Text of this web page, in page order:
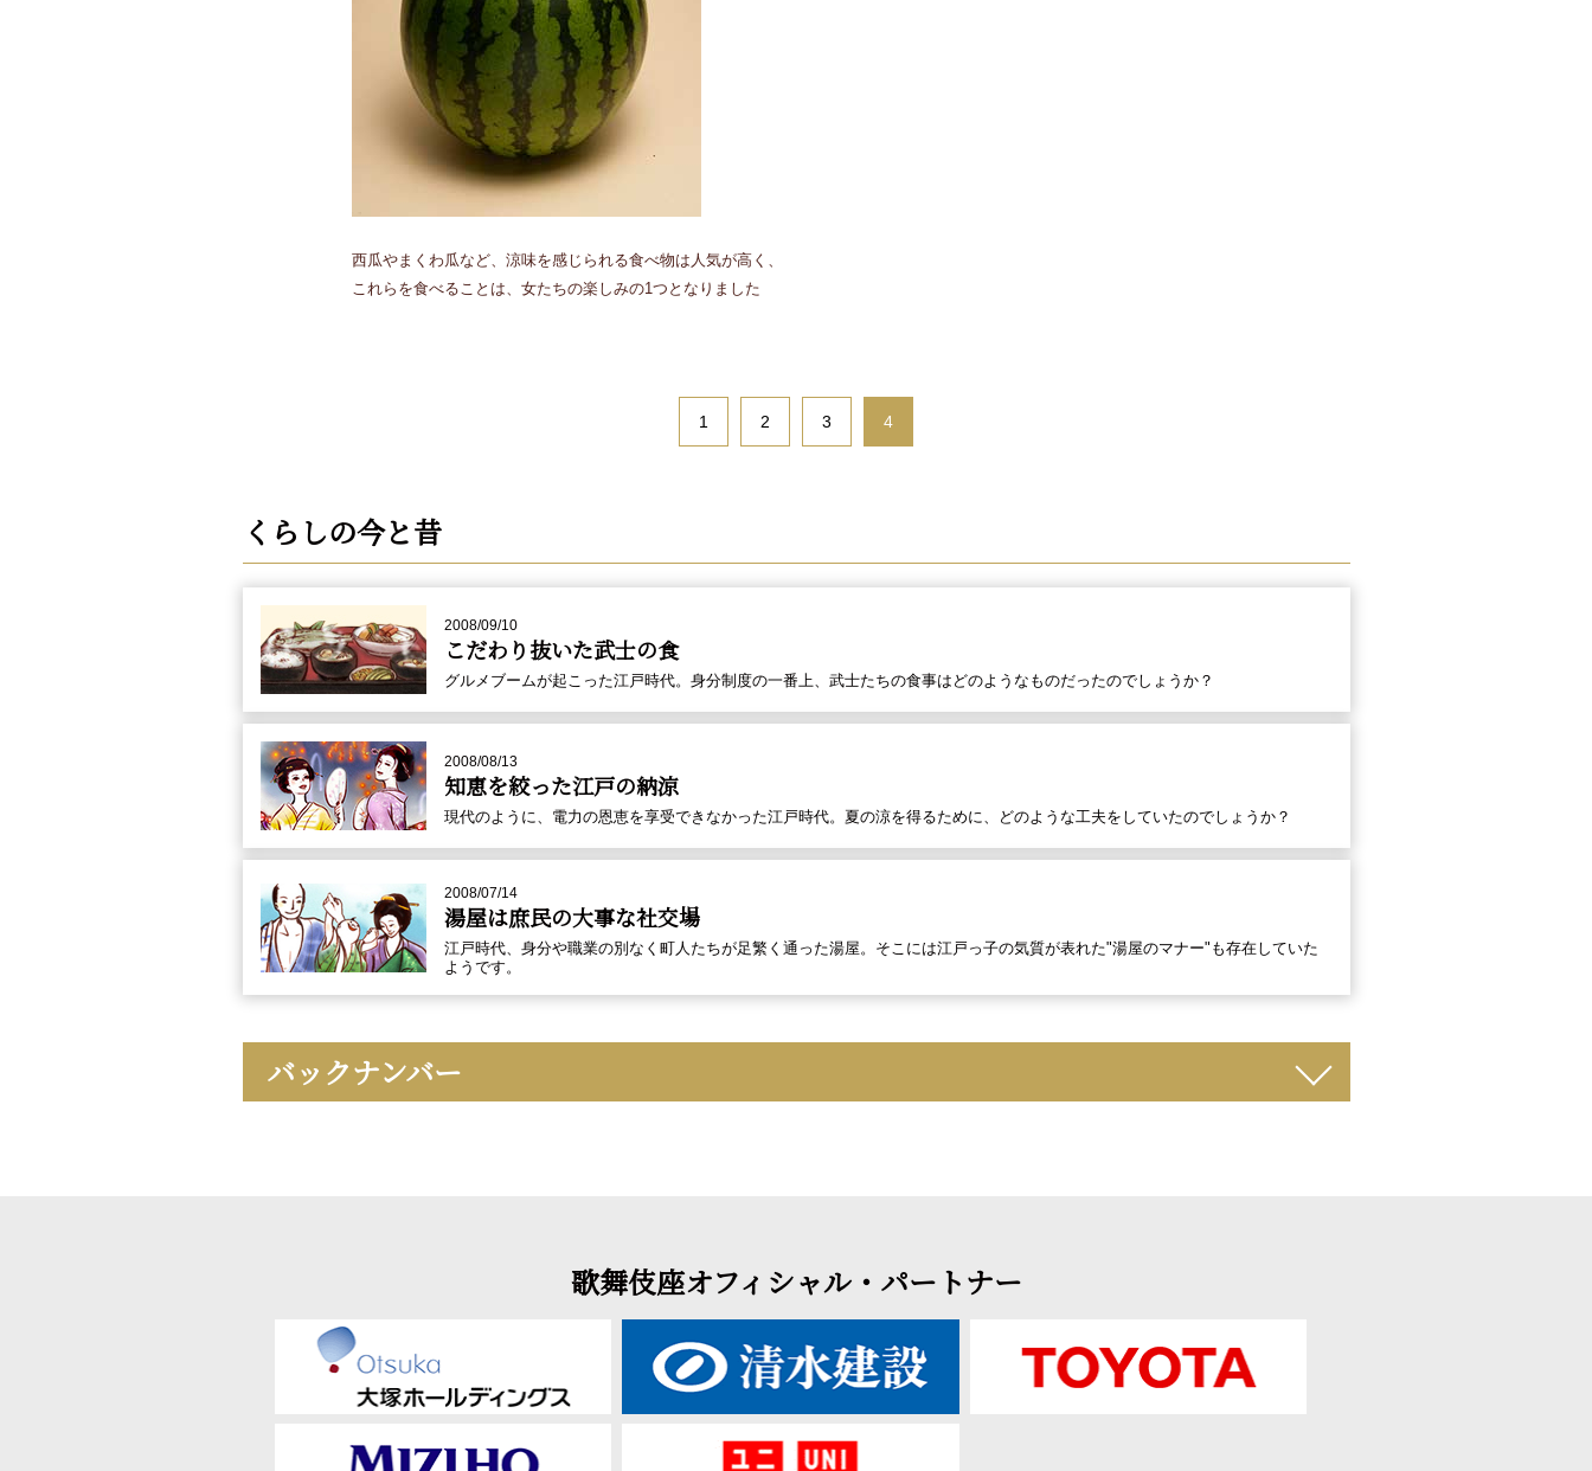
西瓜やまくわ瓜など、涼味を感じられる食べ物は人気が高く、
これらを食べることは、女たちの楽しみの1つとなりました
1 2 3 4
くらしの今と昔
2008/09/10
こだわり抜いた武士の食
グルメブームが起こった江戸時代。身分制度の一番上、武士たちの食事はどのようなものだったのでしょうか？
2008/08/13
知恵を絞った江戸の納涼
現代のように、電力の恩恵を享受できなかった江戸時代。夏の涼を得るために、どのような工夫をしていたのでしょうか？
2008/07/14
湯屋は庶民の大事な社交場
江戸時代、身分や職業の別なく町人たちが足繁く通った湯屋。そこには江戸っ子の気質が表れた"湯屋のマナー"も存在していた
ようです。
バックナンバー
歌舞伎座オフィシャル・パートナー